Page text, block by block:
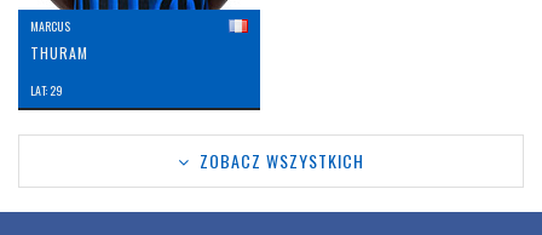
MARCUS
THURAM
LAT: 29
ZOBACZ WSZYSTKICH